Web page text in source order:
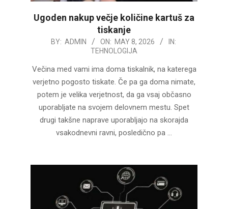
Ugoden nakup večje količine kartuš za
tiskanje
08
BY: ADMIN ON: MAY 8, 2026
IN:
TEHNOLOGIJA
Večina med vami ima doma tiskalnik, na katerega
verjetno pogosto tiskate. Če pa ga doma nimate,
potem je velika verjetnost, da ga vsaj občasno
uporabljate na svojem delovnem mestu. Spet
drugi takšne naprave uporabljajo na skorajda
vsakodnevni ravni, posledično pa …